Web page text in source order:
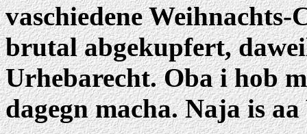
vaschiedene Weihnachts-
brutal abgekupfert,
Urhebarecht. Oba i hob
dagegn macha. Naja is